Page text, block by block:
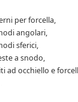
per forcella,
angolari,
sferici,
a snodo,
ad occhiello e